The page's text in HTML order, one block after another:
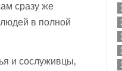
сразу же
в полной
и сослуживцы,